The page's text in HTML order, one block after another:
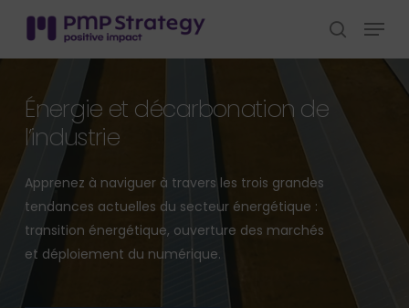
main
search
Menu
Énergie et décarbonation de
l’industrie
Apprenez à naviguer à travers les trois grandes
tendances actuelles du secteur énergétique :
transition énergétique, ouverture des marchés
et déploiement du numérique.
Close
Menu